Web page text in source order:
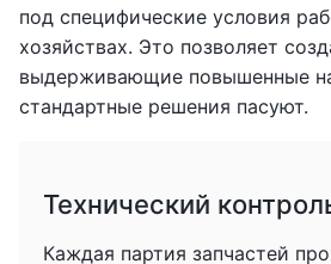
под специфические условия
хозяйствах. Это позволяет
выдерживающие повышенные
стандартные решения пасуют.
Технический
Каждая партия запчастей